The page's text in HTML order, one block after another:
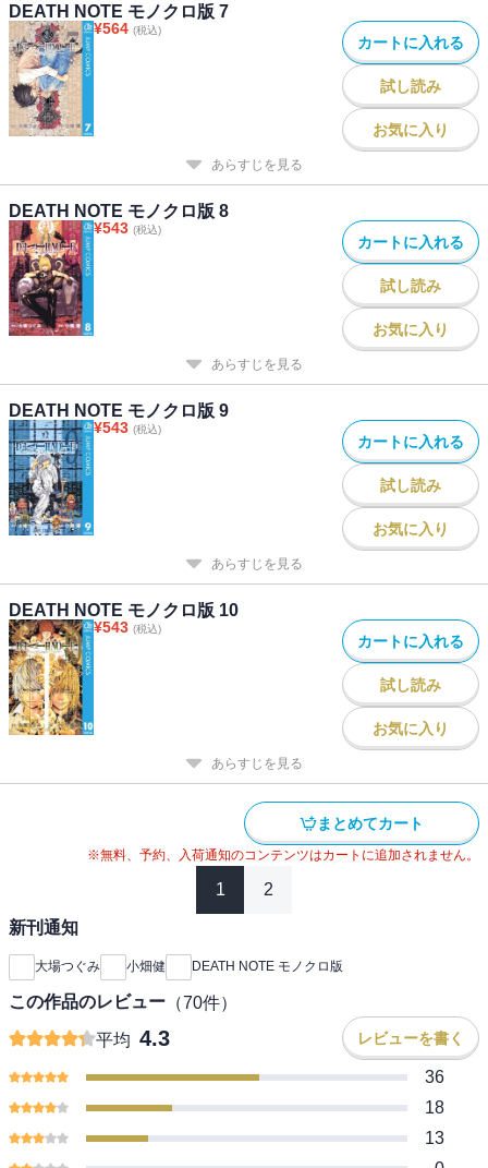
DEATH NOTE モノクロ版 7
¥564 (税込)
カートに入れる
試し読み
お気に入り
あらすじを見る
DEATH NOTE モノクロ版 8
¥543 (税込)
カートに入れる
試し読み
お気に入り
あらすじを見る
DEATH NOTE モノクロ版 9
¥543 (税込)
カートに入れる
試し読み
お気に入り
あらすじを見る
DEATH NOTE モノクロ版 10
¥543 (税込)
カートに入れる
試し読み
お気に入り
あらすじを見る
まとめてカート
※無料、予約、入荷通知のコンテンツはカートに追加されません。
1 2
新刊通知
大場つぐみ 小畑健 DEATH NOTE モノクロ版
この作品のレビュー （70件）
平均 4.3 レビューを書く
36
18
13